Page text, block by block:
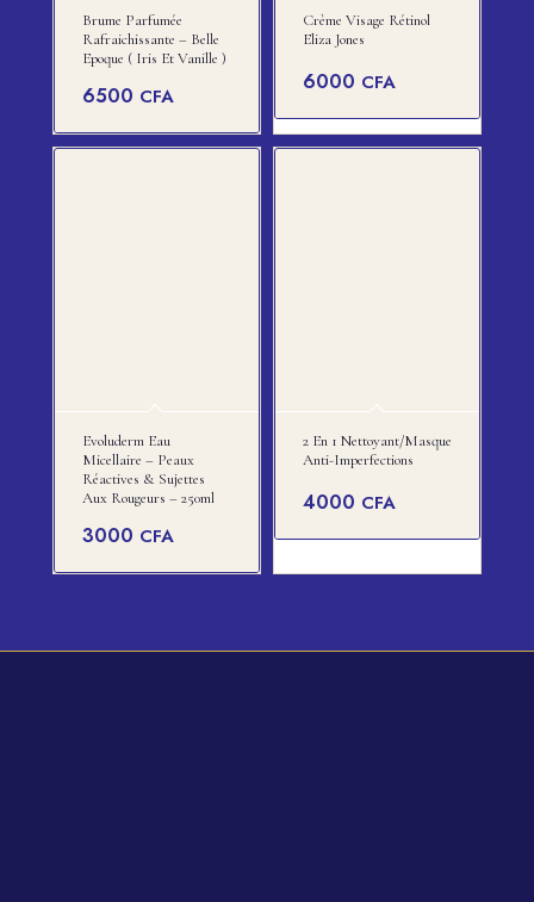
Brume Parfumée
Rafraichissante – Belle
Epoque ( Iris Et Vanille )
6500 CFA
Crème Visage Rétinol
Eliza Jones
6000 CFA
Evoluderm Eau
Micellaire – Peaux
Réactives & Sujettes
Aux Rougeurs – 250ml
3000 CFA
2 En 1 Nettoyant/Masque
Anti-Imperfections
4000 CFA